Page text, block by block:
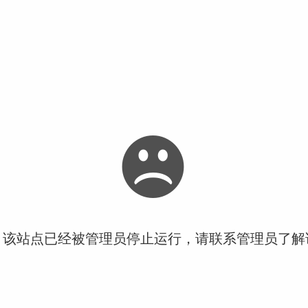
站点已经被管理员停止运行，请联系管理员了